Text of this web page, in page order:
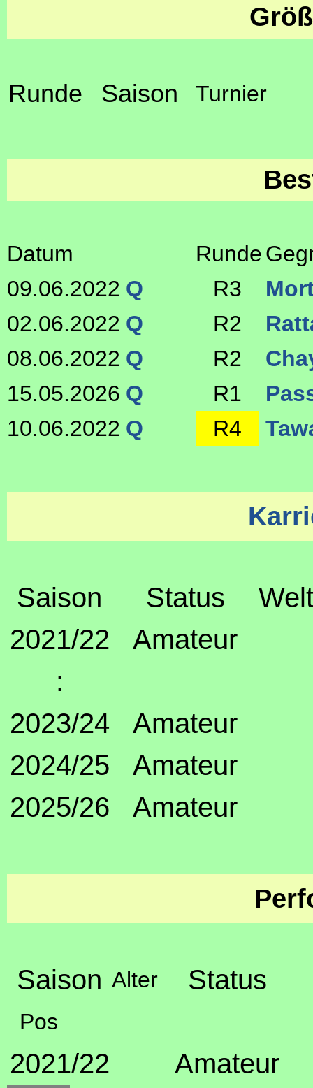
Runde Saison Turnier
Datum Runde
09.06.2022 Q R3
02.06.2022 Q R2
08.06.2022 Q R2
15.05.2026 Q R1
10.06.2022 Q R4
Saison Status
2021/22
Amateur
:
2023/24
Amateur
2024/25
Amateur
2025/26
Amateur
Saison Alter Status
Pos
2021/22 Amateur